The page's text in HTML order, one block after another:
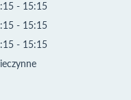
- 15:15
- 15:15
- 15:15